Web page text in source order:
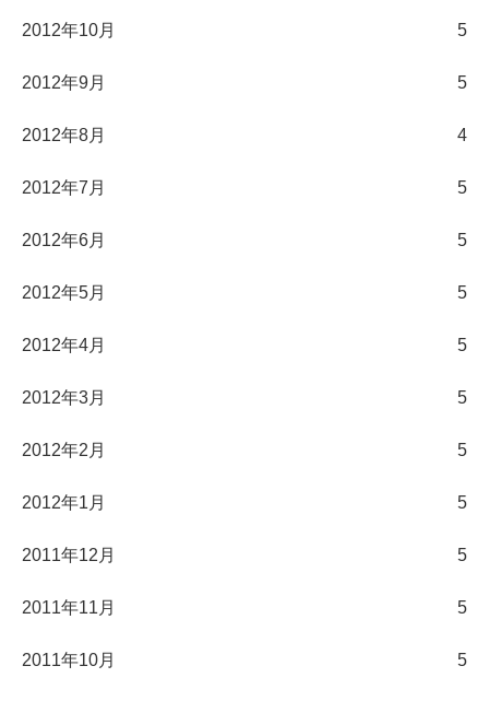
2012年10月 5
2012年9月 5
2012年8月 4
2012年7月 5
2012年6月 5
2012年5月 5
2012年4月 5
2012年3月 5
2012年2月 5
2012年1月 5
2011年12月 5
2011年11月 5
2011年10月 5